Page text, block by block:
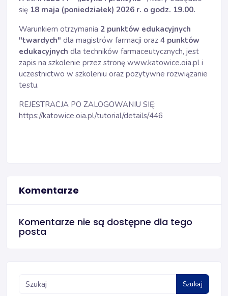
się 18 maja (poniedziałek) 2026 r. o godz. 19.00.
Warunkiem otrzymania 2 punktów edukacyjnych
"twardych" dla magistrów farmacji oraz 4 punktów
edukacyjnych dla techników farmaceutycznych, jest
zapis na szkolenie przez stronę www.katowice.oia.pl i
uczestnictwo w szkoleniu oraz pozytywne rozwiązanie
testu.
REJESTRACJA PO ZALOGOWANIU SIĘ:
https://katowice.oia.pl/tutorial/details/446
Komentarze
Komentarze nie są dostępne dla tego
posta
Szukaj